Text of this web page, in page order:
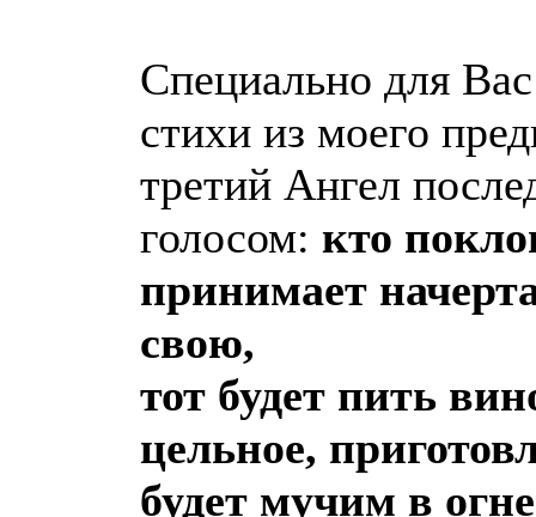
Специально для
стихи из моего
третий Ангел
голосом: кто
принимает
свою,
тот будет пить
цельное,
будет мучим в